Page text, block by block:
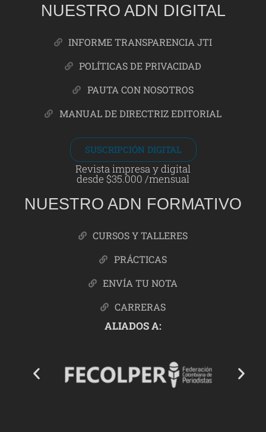
NUESTRO ADN DIGITAL
INFORME TRANSPARENCIA JTI
POLÍTICAS DE PRIVACIDAD
PAUTA CON NOSOTROS
MANUAL DE DIRECTRIZ EDITORIAL
SUSCRIPCIÓN DIGITAL
Revista impresa y digital
desde $35.000 /mensual
NUESTRO ADN FORMATIVO
CURSOS Y TALLERES
PRÁCTICAS
ENVÍA TU NOTA
CARRERAS
ALIADOS A: